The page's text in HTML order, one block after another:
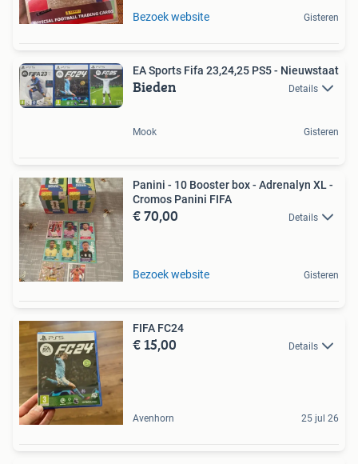
Bezoek website Gisteren
EA Sports Fifa 23,24,25 PS5 - Nieuwstaat
Bieden Details
Mook Gisteren
Panini - 10 Booster box - Adrenalyn XL -
Cromos Panini FIFA
€ 70,00 Details
Bezoek website Gisteren
FIFA FC24
€ 15,00 Details
Avenhorn 25 jul 26